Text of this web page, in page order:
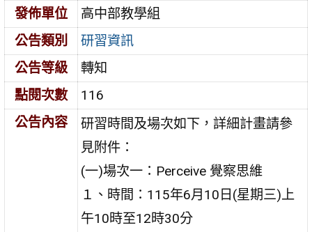
發佈單位
高中部教學組
公告類別
研習資訊
公告等級
轉知
點閱次數
116
公告內容
研習時間及場次如下，詳細計畫請參
見附件：
(一)場次一：Perceive 覺察思維
１、時間：115年6月10日(星期三)上
午10時至12時30分